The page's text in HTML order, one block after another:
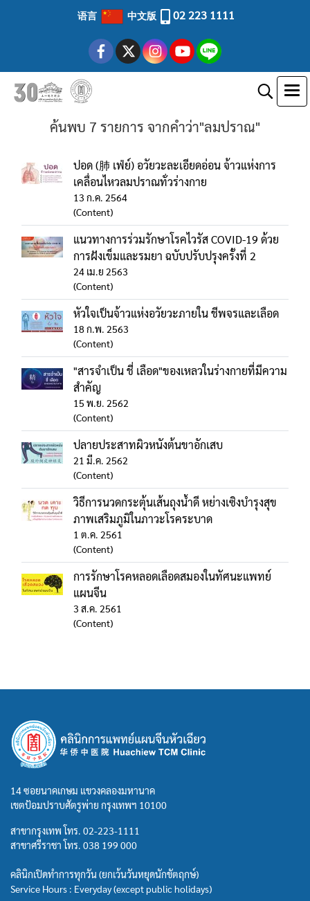
语言 中文版 02 223 1111
ค้นพบ 7 รายการ จากคำว่า"ลมปราณ"
ปอด (肺 เฟ่ย์) อวัยวะละเอียดอ่อน จ้าวแห่งการ
เคลื่อนไหวลมปราณทั่วร่างกาย
13 ก.ค. 2564
(Content)
แนวทางการร่วมรักษาโรคไวรัส COVID-19 ด้วย
การฝังเข็มและรมยา ฉบับปรับปรุงครั้งที่ 2
24 เม.ย 2563
(Content)
หัวใจเป็นจ้าวแห่งอวัยวะภายใน ชีพจรและเลือด
18 ก.พ. 2563
(Content)
"สารจำเป็น ชี่ เลือด"ของเหลวในร่างกายที่มีความ
สำคัญ
15 พ.ย. 2562
(Content)
ปลายประสาทผิวหนังต้นขาอักเสบ
21 มี.ค. 2562
(Content)
วิธีการนวดกระตุ้นเส้นถุงน้ำดี หย่างเซิงบำรุงสุข
ภาพเสริมภูมิในภาวะโรคระบาด
1 ต.ค. 2561
(Content)
การรักษาโรคหลอดเลือดสมองในทัศนะแพทย์
แผนจีน
3 ส.ค. 2561
(Content)
14 ซอยนาคเกษม แขวงคลองมหานาค
เขตป้อมปราบศัตรูพ่าย กรุงเทพฯ 10100
สาขากรุงเทพ โทร. 02-223-1111
สาขาศรีราชา โทร. 038 199 000
คลินิกเปิดทำการทุกวัน (ยกเว้นวันหยุดนักขัตฤกษ์)
Service Hours : Everyday (except public holidays)